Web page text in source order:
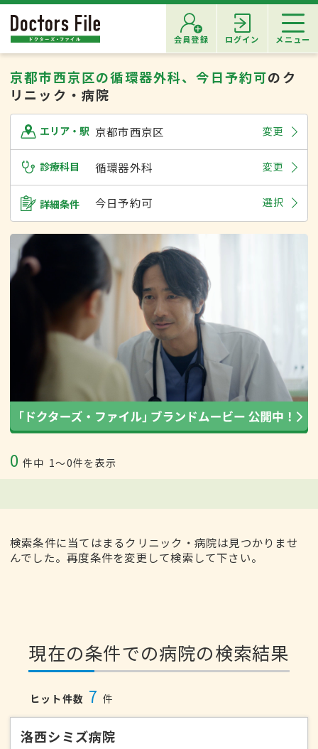
会員登録 ログイン メニュー
京都市西京区の循環器外科、今日予約可のク
リニック・病院
エリア・駅 京都市西京区 変更
診療科目 循環器外科 変更
詳細条件 今日予約可 選択
0 件中 1〜0件を表示
検索条件に当てはまるクリニック・病院は見つかりませ
んでした。再度条件を変更して検索して下さい。
現在の条件での病院の検索結果
ヒット件数 7 件
洛西シミズ病院